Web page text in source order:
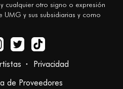
cualquier otro signo o expresión
y sus subsidiarias y como
Privacidad
de Proveedores